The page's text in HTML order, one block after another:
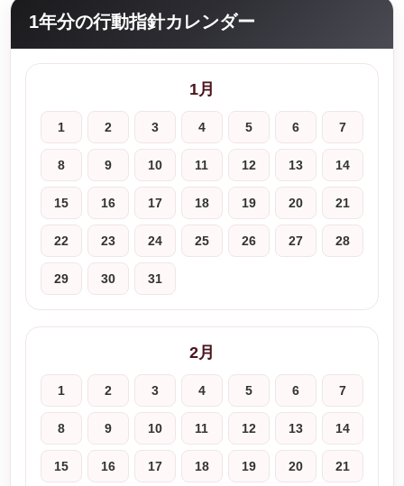
1年分の行動指針カレンダー
1月
1 2 3 4 5 6 7
8 9 10 11 12 13 14
15 16 17 18 19 20 21
22 23 24 25 26 27 28
29 30 31
2月
1 2 3 4 5 6 7
8 9 10 11 12 13 14
15 16 17 18 19 20 21